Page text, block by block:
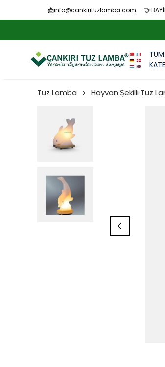
📩info@cankirituzlamba.com 🤝
TÜM
Tuz Lamba Hayvan Şekilli Tuz